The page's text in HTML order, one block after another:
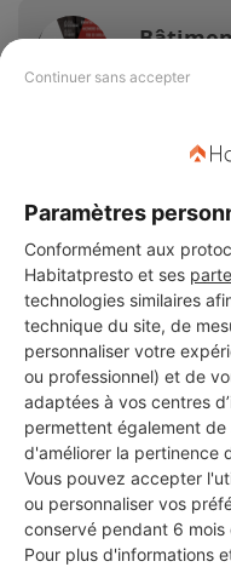
Continuer sans accepter
Paramètres
Conformément aux
Habitatpresto et ses
technologies similaires
technique du site, de
personnaliser votre
ou professionnel) et de
adaptées à vos centres
permettent également
d'améliorer la pertinence
Vous pouvez accepter
ou personnaliser vos
conservé pendant 6
Pour plus d'informations
Barlin
12 ans d'expérience